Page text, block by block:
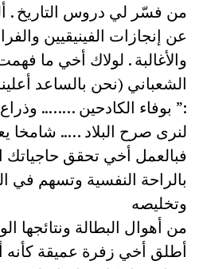
من فسّر لي دروس التاريخ .
عن إنجازات الفينيقيين
والأغالبة . لولاك أخي ما
الشعباني (نحن بالساعد
:” بوفاء الكادحين …….. وذراع
لنرى صرح البلاد ….. شامخا
فبالعمل أخي تحقق حاجياتك
بالراحة النفسية وتسهم في
وتخليصه
من أهوال البطالة ونتائجها
أطلق أخي زفرة عميقة كأنه